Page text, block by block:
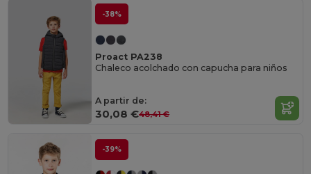
-38%
Proact PA238
Chaleco acolchado con capucha para niños
A partir de:
30,08 €48,41 €
-39%